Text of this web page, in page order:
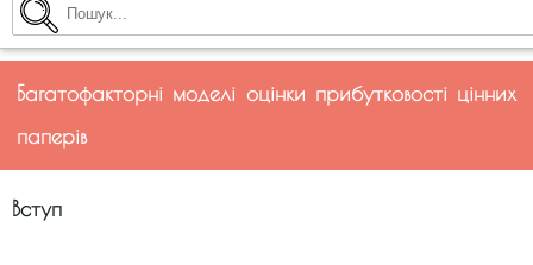
Багатофакторні моделі оцінки прибутковості цінних
паперів
Вступ